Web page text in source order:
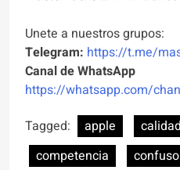
Unete a nuestros grupos:
Telegram: https://t.me/
Canal de WhatsApp
https://whatsapp.com/
Tagged:
apple calidad
competencia
confuso